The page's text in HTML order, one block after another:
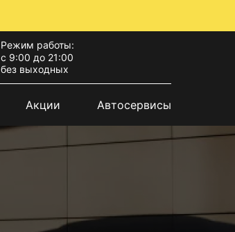
Режим работы:
с 9:00 до 21:00
без выходных
Акции Автосервисы